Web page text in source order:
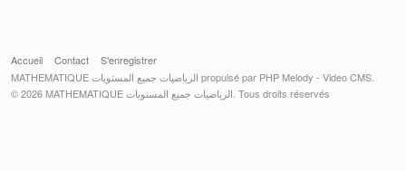
Accueil Contact
S'enregistrer
MATHEMATIQUE الرياضيات جميع المستويات propulsé par PHP Melody - Video CMS.
© 2026 MATHEMATIQUE الرياضيات جميع المستويات. Tous droits réservés